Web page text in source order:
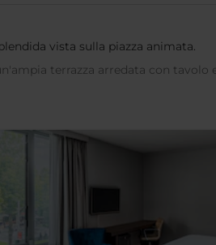
vista sulla piazza animata.
terrazza arredata con tavolo